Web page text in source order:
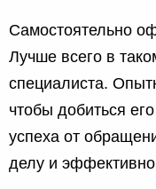
Самостоятельно
Лучше всего в
специалиста.
чтобы добиться
успеха от
делу и